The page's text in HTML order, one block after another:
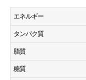
エネルギー
タンパク質
脂質
糖質